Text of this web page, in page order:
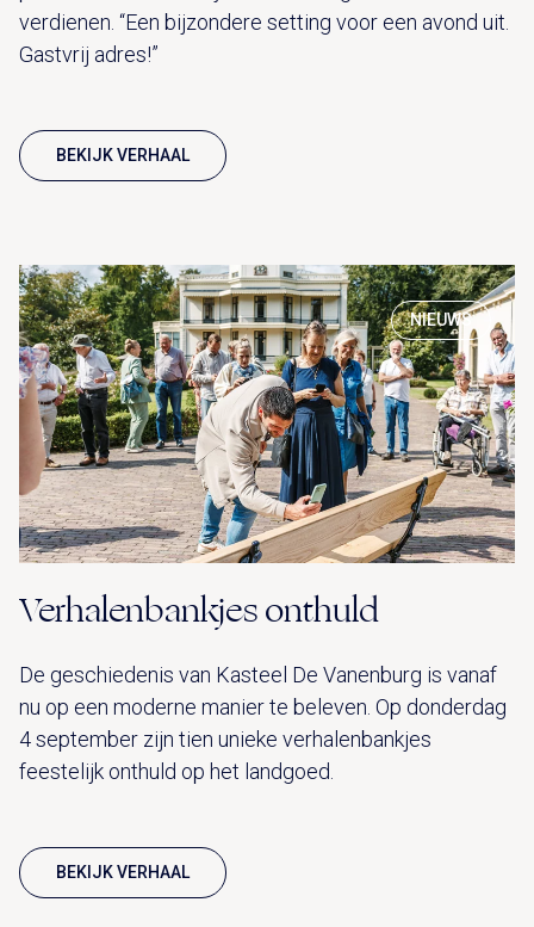
verdienen. “Een bijzondere setting voor een avond uit.
Gastvrij adres!”
BEKIJK VERHAAL
NIEUWS
Verhalenbankjes onthuld
De geschiedenis van Kasteel De Vanenburg is vanaf
nu op een moderne manier te beleven. Op donderdag
4 september zijn tien unieke verhalenbankjes
feestelijk onthuld op het landgoed.
BEKIJK VERHAAL